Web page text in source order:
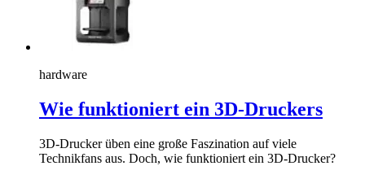
hardware
Wie funktioniert ein 3D-Druckers
3D-Drucker üben eine große Faszination auf viele
Technikfans aus. Doch, wie funktioniert ein 3D-Drucker?